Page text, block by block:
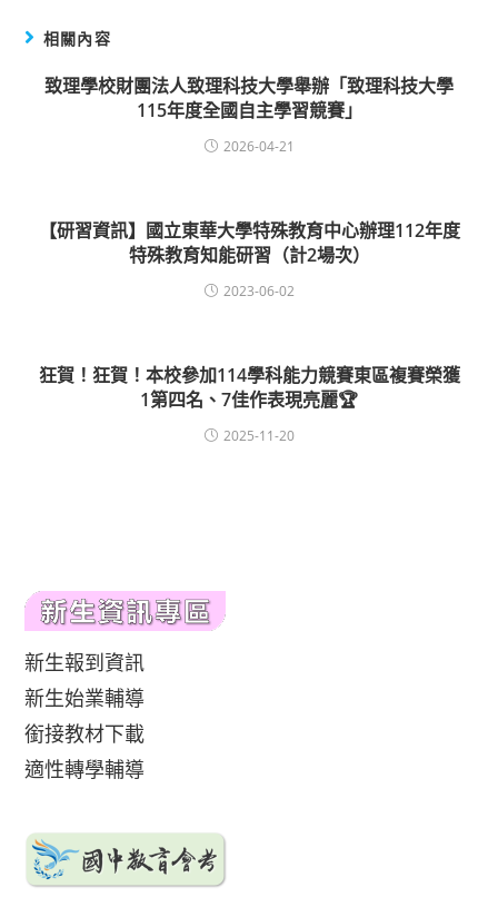
相關內容
致理學校財團法人致理科技大學舉辦「致理科技大學
115年度全國自主學習競賽」
2026-04-21
【研習資訊】國立東華大學特殊教育中心辦理112年度
特殊教育知能研習（計2場次）
2023-06-02
狂賀！狂賀！本校參加114學科能力競賽東區複賽榮獲
1第四名、7佳作表現亮麗🏆
2025-11-20
新生報到資訊
新生始業輔導
銜接教材下載
適性轉學輔導